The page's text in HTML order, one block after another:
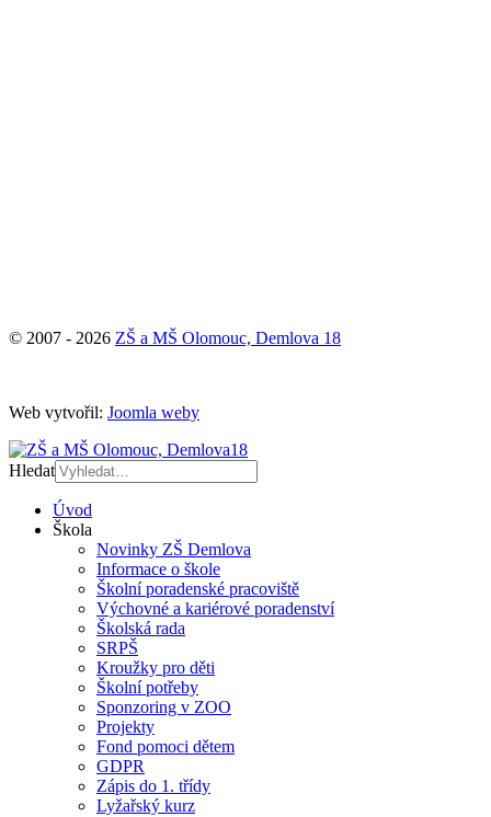
© 2007 - 2026 ZŠ a MŠ Olomouc, Demlova 18
Web vytvořil: Joomla weby
Hledat
Úvod
Škola
Novinky ZŠ Demlova
Informace o škole
Školní poradenské pracoviště
Výchovné a kariérové poradenství
Školská rada
SRPŠ
Kroužky pro děti
Školní potřeby
Sponzoring v ZOO
Projekty
Fond pomoci dětem
GDPR
Zápis do 1. třídy
Lyžařský kurz